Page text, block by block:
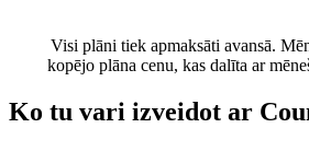
Visi plāni tiek apmaksāti avansā.
kopējo plāna cenu, kas dalīta ar
Ko tu vari izveidot ar